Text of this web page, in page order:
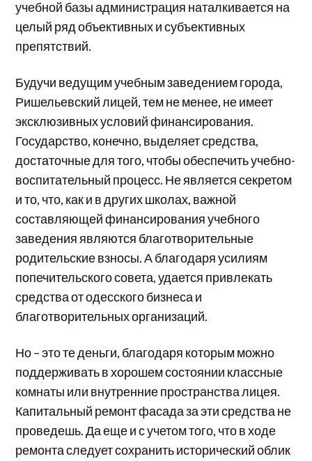
учебной базы администрация наталкивается на
целый ряд объективных и субъективных
препятствий.
Будучи ведущим учебным заведением города,
Ришельевский лицей, тем не менее, не имеет
эксклюзивных условий финансирования.
Государство, конечно, выделяет средства,
достаточные для того, чтобы обеспечить учебно-
воспитательный процесс. Не является секретом
и то, что, как и в других школах, важной
составляющей финансирования учебного
заведения являются благотворительные
родительские взносы. А благодаря усилиям
попечительского совета, удается привлекать
средства от одесского бизнеса и
благотворительных организаций.
Но – это те деньги, благодаря которым можно
поддерживать в хорошем состоянии классные
комнаты или внутренние пространства лицея.
Капитальный ремонт фасада за эти средства не
проведешь. Да еще и с учетом того, что в ходе
ремонта следует сохранить исторический облик